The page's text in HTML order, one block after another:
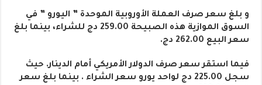
و بلغ سعر صرف العملة الأوروبية الموحدة ” اليورو ” في
السوق الموازية هذه الصبيحة 259.00 دج للشراء، بينما بلغ
سعر البيع 262.00 دج.
فيما استقر سعر صرف الدولار الأمريكي أمام الدينار. حيث
سجل 225.00 دج لواحد يورو سعر الشراء . بينما بلغ سعر